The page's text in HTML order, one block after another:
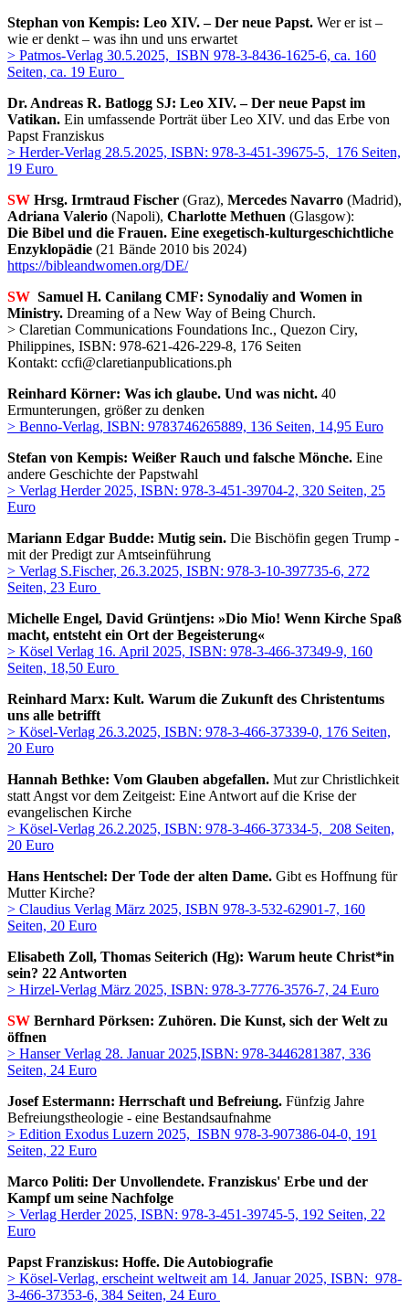
Stephan von Kempis: Leo XIV. – Der neue Papst. Wer er ist –
wie er denkt – was ihn und uns erwartet
> Patmos-Verlag 30.5.2025, ISBN 978-3-8436-1625-6, ca. 160
Seiten, ca. 19 Euro
Dr. Andreas R. Batlogg SJ: Leo XIV. – Der neue Papst im
Vatikan. Ein umfassende Porträt über Leo XIV. und das Erbe von
Papst Franziskus
> Herder-Verlag 28.5.2025, ISBN: 978-3-451-39675-5, 176 Seiten,
19 Euro
SW Hrsg. Irmtraud Fischer (Graz), Mercedes Navarro (Madrid),
Adriana Valerio (Napoli), Charlotte Methuen (Glasgow):
Die Bibel und die Frauen. Eine exegetisch-kulturgeschichtliche
Enzyklopädie (21 Bände 2010 bis 2024)
https://bibleandwomen.org/DE/
SW Samuel H. Canilang CMF: Synodaliy and Women in
Ministry. Dreaming of a New Way of Being Church.
> Claretian Communications Foundations Inc., Quezon Ciry,
Philippines, ISBN: 978-621-426-229-8, 176 Seiten
Kontakt: ccfi@claretianpublications.ph
Reinhard Körner: Was ich glaube. Und was nicht. 40
Ermunterungen, größer zu denken
> Benno-Verlag, ISBN: 9783746265889, 136 Seiten, 14,95 Euro
Stefan von Kempis: Weißer Rauch und falsche Mönche. Eine
andere Geschichte der Papstwahl
> Verlag Herder 2025, ISBN: 978-3-451-39704-2, 320 Seiten, 25
Euro
Mariann Edgar Budde: Mutig sein. Die Bischöfin gegen Trump -
mit der Predigt zur Amtseinführung
> Verlag S.Fischer, 26.3.2025, ISBN: 978-3-10-397735-6, 272
Seiten, 23 Euro
Michelle Engel, David Grüntjens: »Dio Mio! Wenn Kirche Spaß
macht, entsteht ein Ort der Begeisterung«
> Kösel Verlag 16. April 2025, ISBN: 978-3-466-37349-9, 160
Seiten, 18,50 Euro
Reinhard Marx: Kult. Warum die Zukunft des Christentums
uns alle betrifft
> Kösel-Verlag 26.3.2025, ISBN: 978-3-466-37339-0, 176 Seiten,
20 Euro
Hannah Bethke: Vom Glauben abgefallen. Mut zur Christlichkeit
statt Angst vor dem Zeitgeist: Eine Antwort auf die Krise der
evangelischen Kirche
> Kösel-Verlag 26.2.2025, ISBN: 978-3-466-37334-5, 208 Seiten,
20 Euro
Hans Hentschel: Der Tode der alten Dame. Gibt es Hoffnung für
Mutter Kirche?
> Claudius Verlag März 2025, ISBN 978-3-532-62901-7, 160
Seiten, 20 Euro
Elisabeth Zoll, Thomas Seiterich (Hg): Warum heute Christ*in
sein? 22 Antworten
> Hirzel-Verlag März 2025, ISBN: 978-3-7776-3576-7, 24 Euro
SW Bernhard Pörksen: Zuhören. Die Kunst, sich der Welt zu
öffnen
> Hanser Verlag 28. Januar 2025,ISBN: 978-3446281387, 336
Seiten, 24 Euro
Josef Estermann: Herrschaft und Befreiung. Fünfzig Jahre
Befreiungstheologie - eine Bestandsaufnahme
> Edition Exodus Luzern 2025, ISBN 978-3-907386-04-0, 191
Seiten, 22 Euro
Marco Politi: Der Unvollendete. Franziskus' Erbe und der
Kampf um seine Nachfolge
> Verlag Herder 2025, ISBN: 978-3-451-39745-5, 192 Seiten, 22
Euro
Papst Franziskus: Hoffe. Die Autobiografie
> Kösel-Verlag, erscheint weltweit am 14. Januar 2025, ISBN: 978-
3-466-37353-6, 384 Seiten, 24 Euro